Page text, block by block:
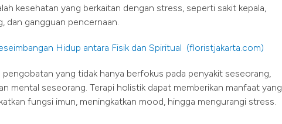
kesehatan yang berkaitan dengan stress, seperti sakit kepala,
dan gangguan pencernaan.
Hidup antara Fisik dan Spiritual (floristjakarta.com)
pengobatan yang tidak hanya berfokus pada penyakit seseorang,
mental seseorang. Terapi holistik dapat memberikan manfaat yang
fungsi imun, meningkatkan mood, hingga mengurangi stress.